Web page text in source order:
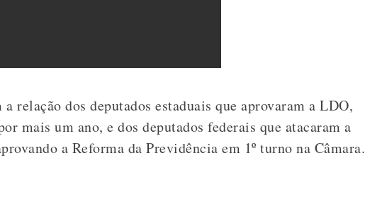
relação dos deputados estaduais que aprovaram a LDO,
mais um ano, e dos deputados federais que atacaram a
a Reforma da Previdência em 1º turno na Câmara.